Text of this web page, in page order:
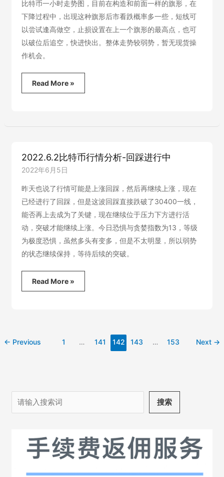
比特币一小时走势图，目前在构造和前面一样的旗形，在
下降过程中，出现这种旗形后市看跌概率多一些，短线可
以尝试逢高做空，止损设置在上一个旗形的最高点，也可
以破位后追空，快进快出。整体走势较弱势，暂无现货操
作机会。
2022.6.5
比
沉
默
爆
发，
或
沉
默
死
亡
Read More »
2022.6.2比特币行情分析-回踩进行中
2022年6月5日
昨天也说了行情可能是上涨回踩，然后再继续上涨，现在
已经进行了回踩，但是这波回踩直接跌破了30400一线，
能否再上去成为了关键，现在继续位于压力下方进行活
动，突破才能继续上涨。今日恐惧与贪婪指数为13，等级
为极度恐惧，虽然多头有变多，但是不太明显，所以弱势
的状态继续保持，等待后续的突破。
2022.6.2
比
析-
Read More »
← Previous 1 … 141 142 143 … 153 Next →
搜
索
搜索